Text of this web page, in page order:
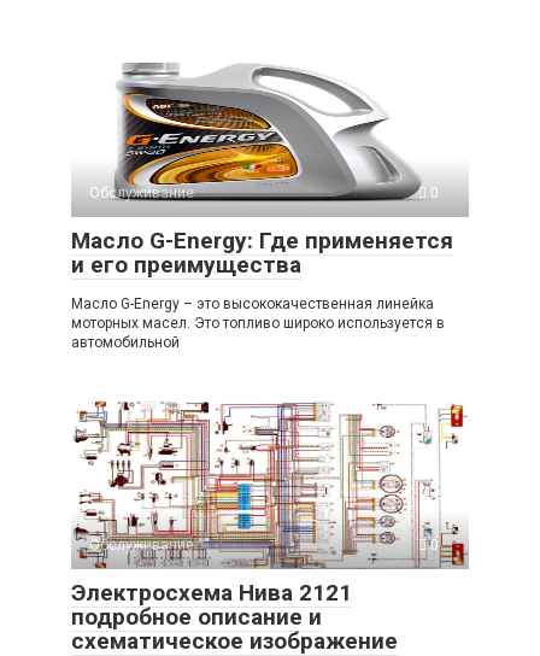
Обслуживание 0
Масло G-Energy: Где применяется
и его преимущества
Масло G-Energy – это высококачественная линейка
моторных масел. Это топливо широко используется в
автомобильной
Обслуживание 0
Электросхема Нива 2121
подробное описание и
схематическое изображение